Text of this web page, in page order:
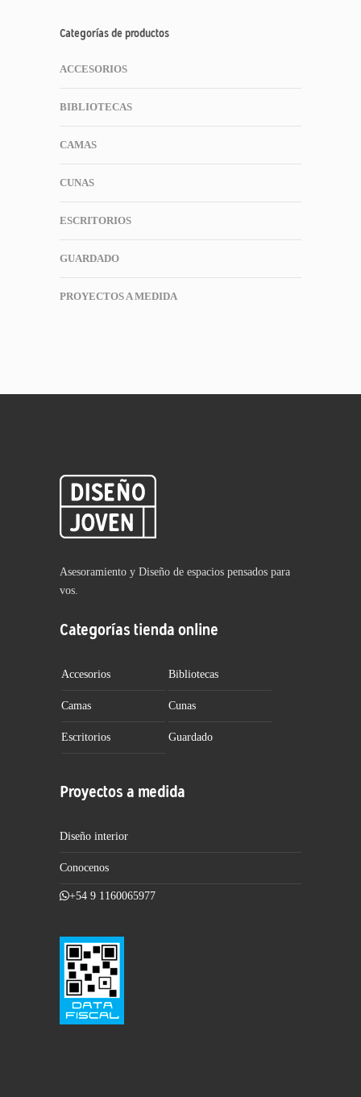
Categorías de productos
ACCESORIOS
BIBLIOTECAS
CAMAS
CUNAS
ESCRITORIOS
GUARDADO
PROYECTOS A MEDIDA
Asesoramiento y Diseño de espacios pensados para
vos.
Categorías tienda online
Accesorios Bibliotecas
Camas Cunas
Escritorios Guardado
Proyectos a medida
Diseño interior
Conocenos
+54 9 1160065977